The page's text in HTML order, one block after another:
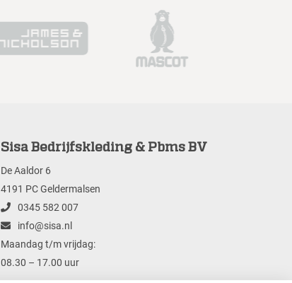
Sisa Bedrijfskleding & Pbms BV
De Aaldor 6
4191 PC Geldermalsen
0345 582 007
info@sisa.nl
Maandag t/m vrijdag:
08.30 – 17.00 uur